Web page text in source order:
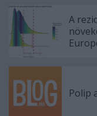
A
Polip